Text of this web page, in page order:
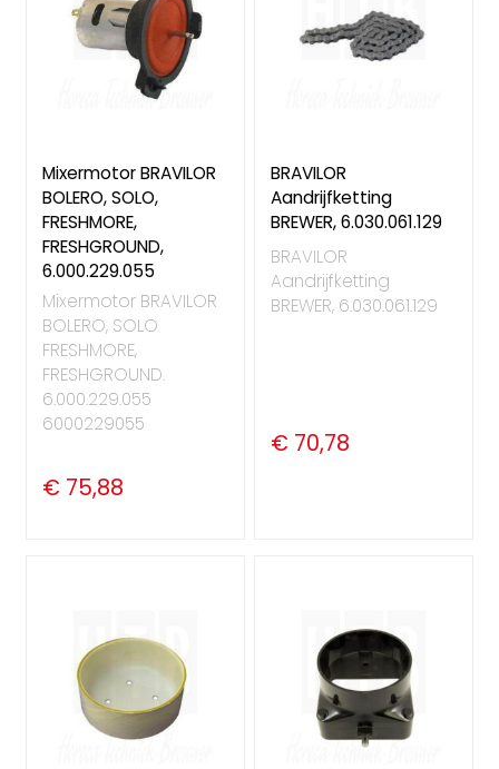
Mixermotor BRAVILOR
BOLERO, SOLO,
FRESHMORE,
FRESHGROUND,
6.000.229.055
Mixermotor BRAVILOR
BOLERO, SOLO
FRESHMORE,
FRESHGROUND.
6.000.229.055
6000229055
€ 75,88
BRAVILOR
Aandrijfketting
BREWER, 6.030.061.129
BRAVILOR
Aandrijfketting
BREWER, 6.030.061.129
€ 70,78